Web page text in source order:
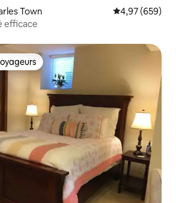
Town Évaluation
4,97 (659)
efficace
les plus appréciés